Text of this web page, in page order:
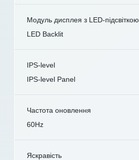
Модуль дисплея з LED-підсвіткою
LED Backlit
IPS-level
IPS-level Panel
Частота оновлення
60Hz
Яскравість